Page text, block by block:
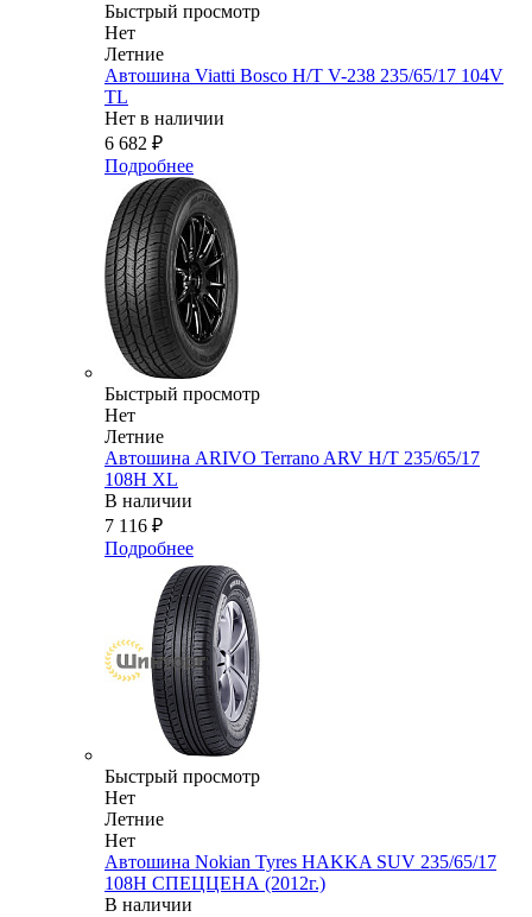
Быстрый просмотр
Нет
Летние
Автошина Viatti Bosco H/T V-238 235/65/17 104V
TL
Нет в наличии
6 682 ₽
Подробнее
Быстрый просмотр
Нет
Летние
Автошина ARIVO Terrano ARV H/T 235/65/17
108H XL
В наличии
7 116 ₽
Подробнее
Быстрый просмотр
Нет
Летние
Нет
Автошина Nokian Tyres HAKKA SUV 235/65/17
108H СПЕЦЦЕНА (2012г.)
В наличии